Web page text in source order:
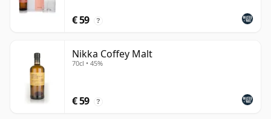
€ 59 ?
Nikka Coffey Malt
70cl • 45%
€ 59 ?